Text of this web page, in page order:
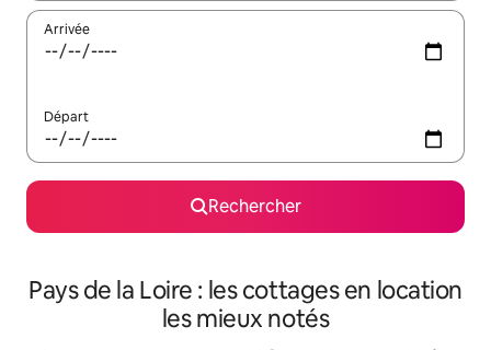
Arrivée
Départ
Rechercher
Pays de la Loire : les cottages en location
les mieux notés